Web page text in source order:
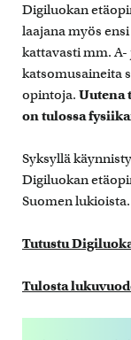
Digiluokan
laajana myös
kattavasti mm.
katsomusaineita
opintoja. Uutena
on tulossa
Syksyllä
Digiluokan
Suomen
Tutustu
Tulosta